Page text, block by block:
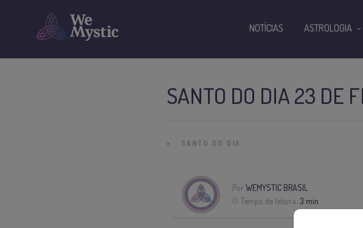
SANTO DO DIA 23 DE
» SANTO DO DIA
PorWEMYSTIC BRASIL
Tempo de leitura:3 min
NOTÍCIAS ASTROLOGIA